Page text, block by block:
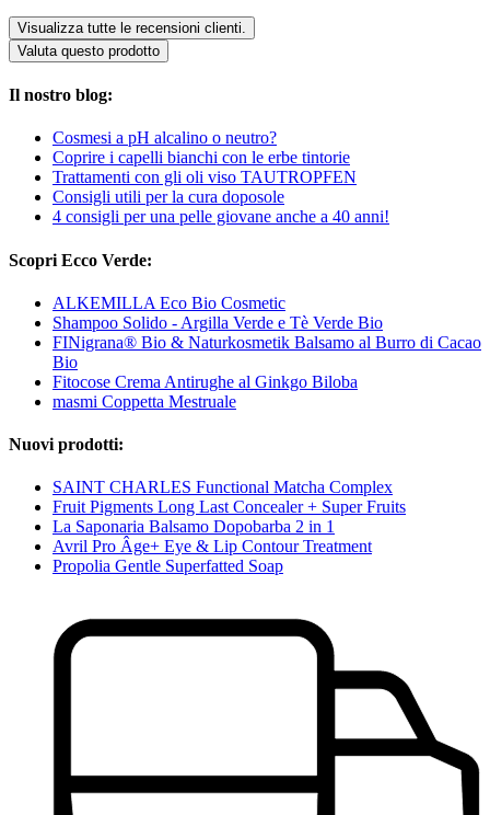
Visualizza tutte le recensioni clienti.
Valuta questo prodotto
Il nostro blog:
Cosmesi a pH alcalino o neutro?
Coprire i capelli bianchi con le erbe tintorie
Trattamenti con gli oli viso TAUTROPFEN
Consigli utili per la cura doposole
4 consigli per una pelle giovane anche a 40 anni!
Scopri Ecco Verde:
ALKEMILLA Eco Bio Cosmetic
Shampoo Solido - Argilla Verde e Tè Verde Bio
FINigrana® Bio & Naturkosmetik Balsamo al Burro di Cacao
Bio
Fitocose Crema Antirughe al Ginkgo Biloba
masmi Coppetta Mestruale
Nuovi prodotti:
SAINT CHARLES Functional Matcha Complex
Fruit Pigments Long Last Concealer + Super Fruits
La Saponaria Balsamo Dopobarba 2 in 1
Avril Pro Âge+ Eye & Lip Contour Treatment
Propolia Gentle Superfatted Soap